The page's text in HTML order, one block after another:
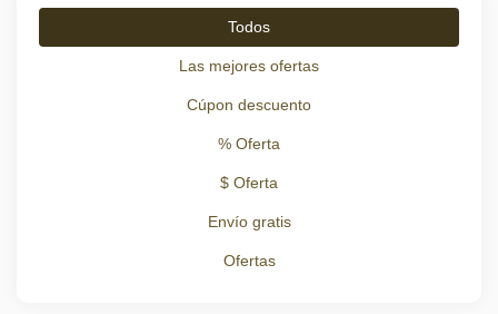
Todos
Las mejores ofertas
Cúpon descuento
% Oferta
$ Oferta
Envío gratis
Ofertas